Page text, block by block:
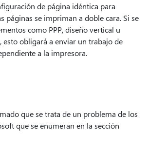
de página idéntica para
páginas se impriman a doble cara. Si se
como PPP, diseño vertical u
esto obligará a enviar un trabajo de
a la impresora.
que se trata de un problema de los
que se enumeran en la sección